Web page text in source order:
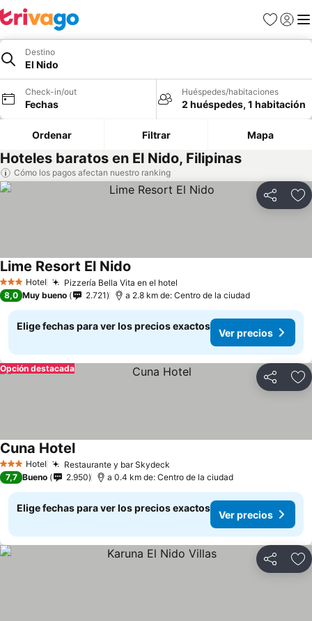
Favoritos
Iniciar
Destino
El Nido
Check-in/out
Fechas
Huéspedes/habitaciones
2 huéspedes, 1 habitación
Ordenar Filtrar Mapa
Hoteles baratos en El Nido, Filipinas
Cómo los pagos afectan nuestro ranking
Compartir
3 Estrellas
Hotel Pizzería Bella Vita en el hotel
Lime Resort El Nido
8,0 Muy bueno 2.721 a 2.8 km de: Centro de la ciudad
Elige fechas para ver los precios exactos
Ver precios
Compartir
Opción destacada
3 Estrellas
Hotel Restaurante y bar Skydeck
Cuna Hotel
7,7 Bueno 2.950 a 0.4 km de: Centro de la ciudad
Elige fechas para ver los precios exactos
Ver precios
Compartir